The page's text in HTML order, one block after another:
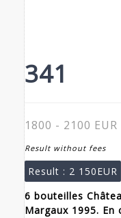
341
1800 - 2100 EUR
Result without fees
Result : 2 150EUR
6 bouteilles
Margaux 1995. En